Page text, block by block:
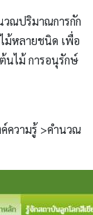
วณปริมาณการกัก
ม้หลายชนิด เพื่อ
นไม้ การอนุรักษ์
ความรู้ >คำนวณ